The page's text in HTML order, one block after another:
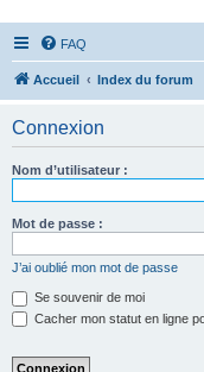
FAQ
Accueil Index du forum
Connexion
Nom d’utilisateur :
Mot de passe :
J’ai oublié mon mot de passe
Se souvenir de moi
Cacher mon statut en ligne